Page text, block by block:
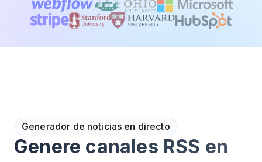
Generador de noticias en directo
Genere canales RSS en